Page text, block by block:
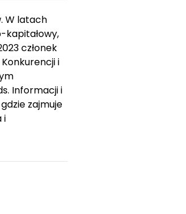
W latach
kapitałowy,
członek
i
Informacji i
zajmuje
i